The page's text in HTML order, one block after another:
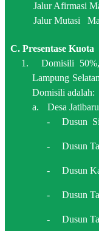
Jalur Afirmasi
Jalur Mutasi
C. Presentase Kuota
1.
Domisili
Lampung
Domisili adalah:
a.
Desa Jatibaru
-
Dusun
- Dusun
- Dusun
- Dusun
- Dusun